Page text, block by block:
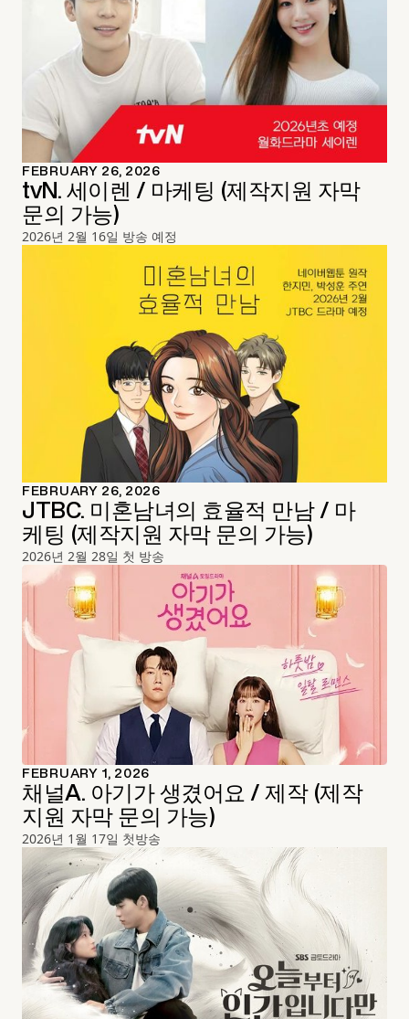
FEBRUARY 26, 2026
tvN. 세이렌 / 마케팅 (제작지원 자막
문의 가능)
2026년 2월 16일 방송 예정
FEBRUARY 26, 2026
JTBC. 미혼남녀의 효율적 만남 / 마
케팅 (제작지원 자막 문의 가능)
2026년 2월 28일 첫 방송
FEBRUARY 1, 2026
채널A. 아기가 생겼어요 / 제작 (제작
지원 자막 문의 가능)
2026년 1월 17일 첫방송